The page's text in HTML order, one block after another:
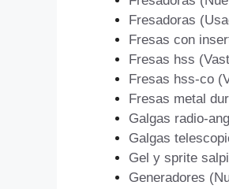
Fresadoras
Fresas con
Fresas hss
Fresas hss-co
Fresas metal
Galgas radio-
Galgas
Gel y sprite
Generadores